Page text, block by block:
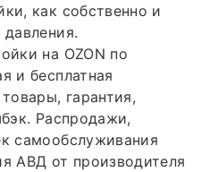
как собственно и
на OZON по
и бесплатная
гарантия,
Распродажи,
самообслуживания
АВД от производителя